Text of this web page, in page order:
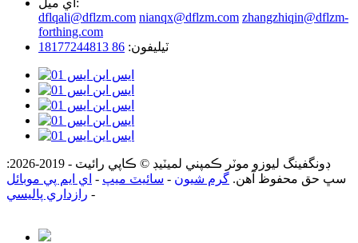
اي ميل:
dflqali@dflzm.com nianqx@dflzm.com zhangzhiqin@dflzm-
forthing.com
ٽيليفون: 86 18177244813
ڊونگفينگ ليوزو موٽر ڪمپني لميٽيڊ © ڪاپي رائيٽ - 2019-2026:
سڀ حق محفوظ آهن. گرم شيون - سائيٽ ميپ - اي ايم پي موبائل
- رازداري پاليسي